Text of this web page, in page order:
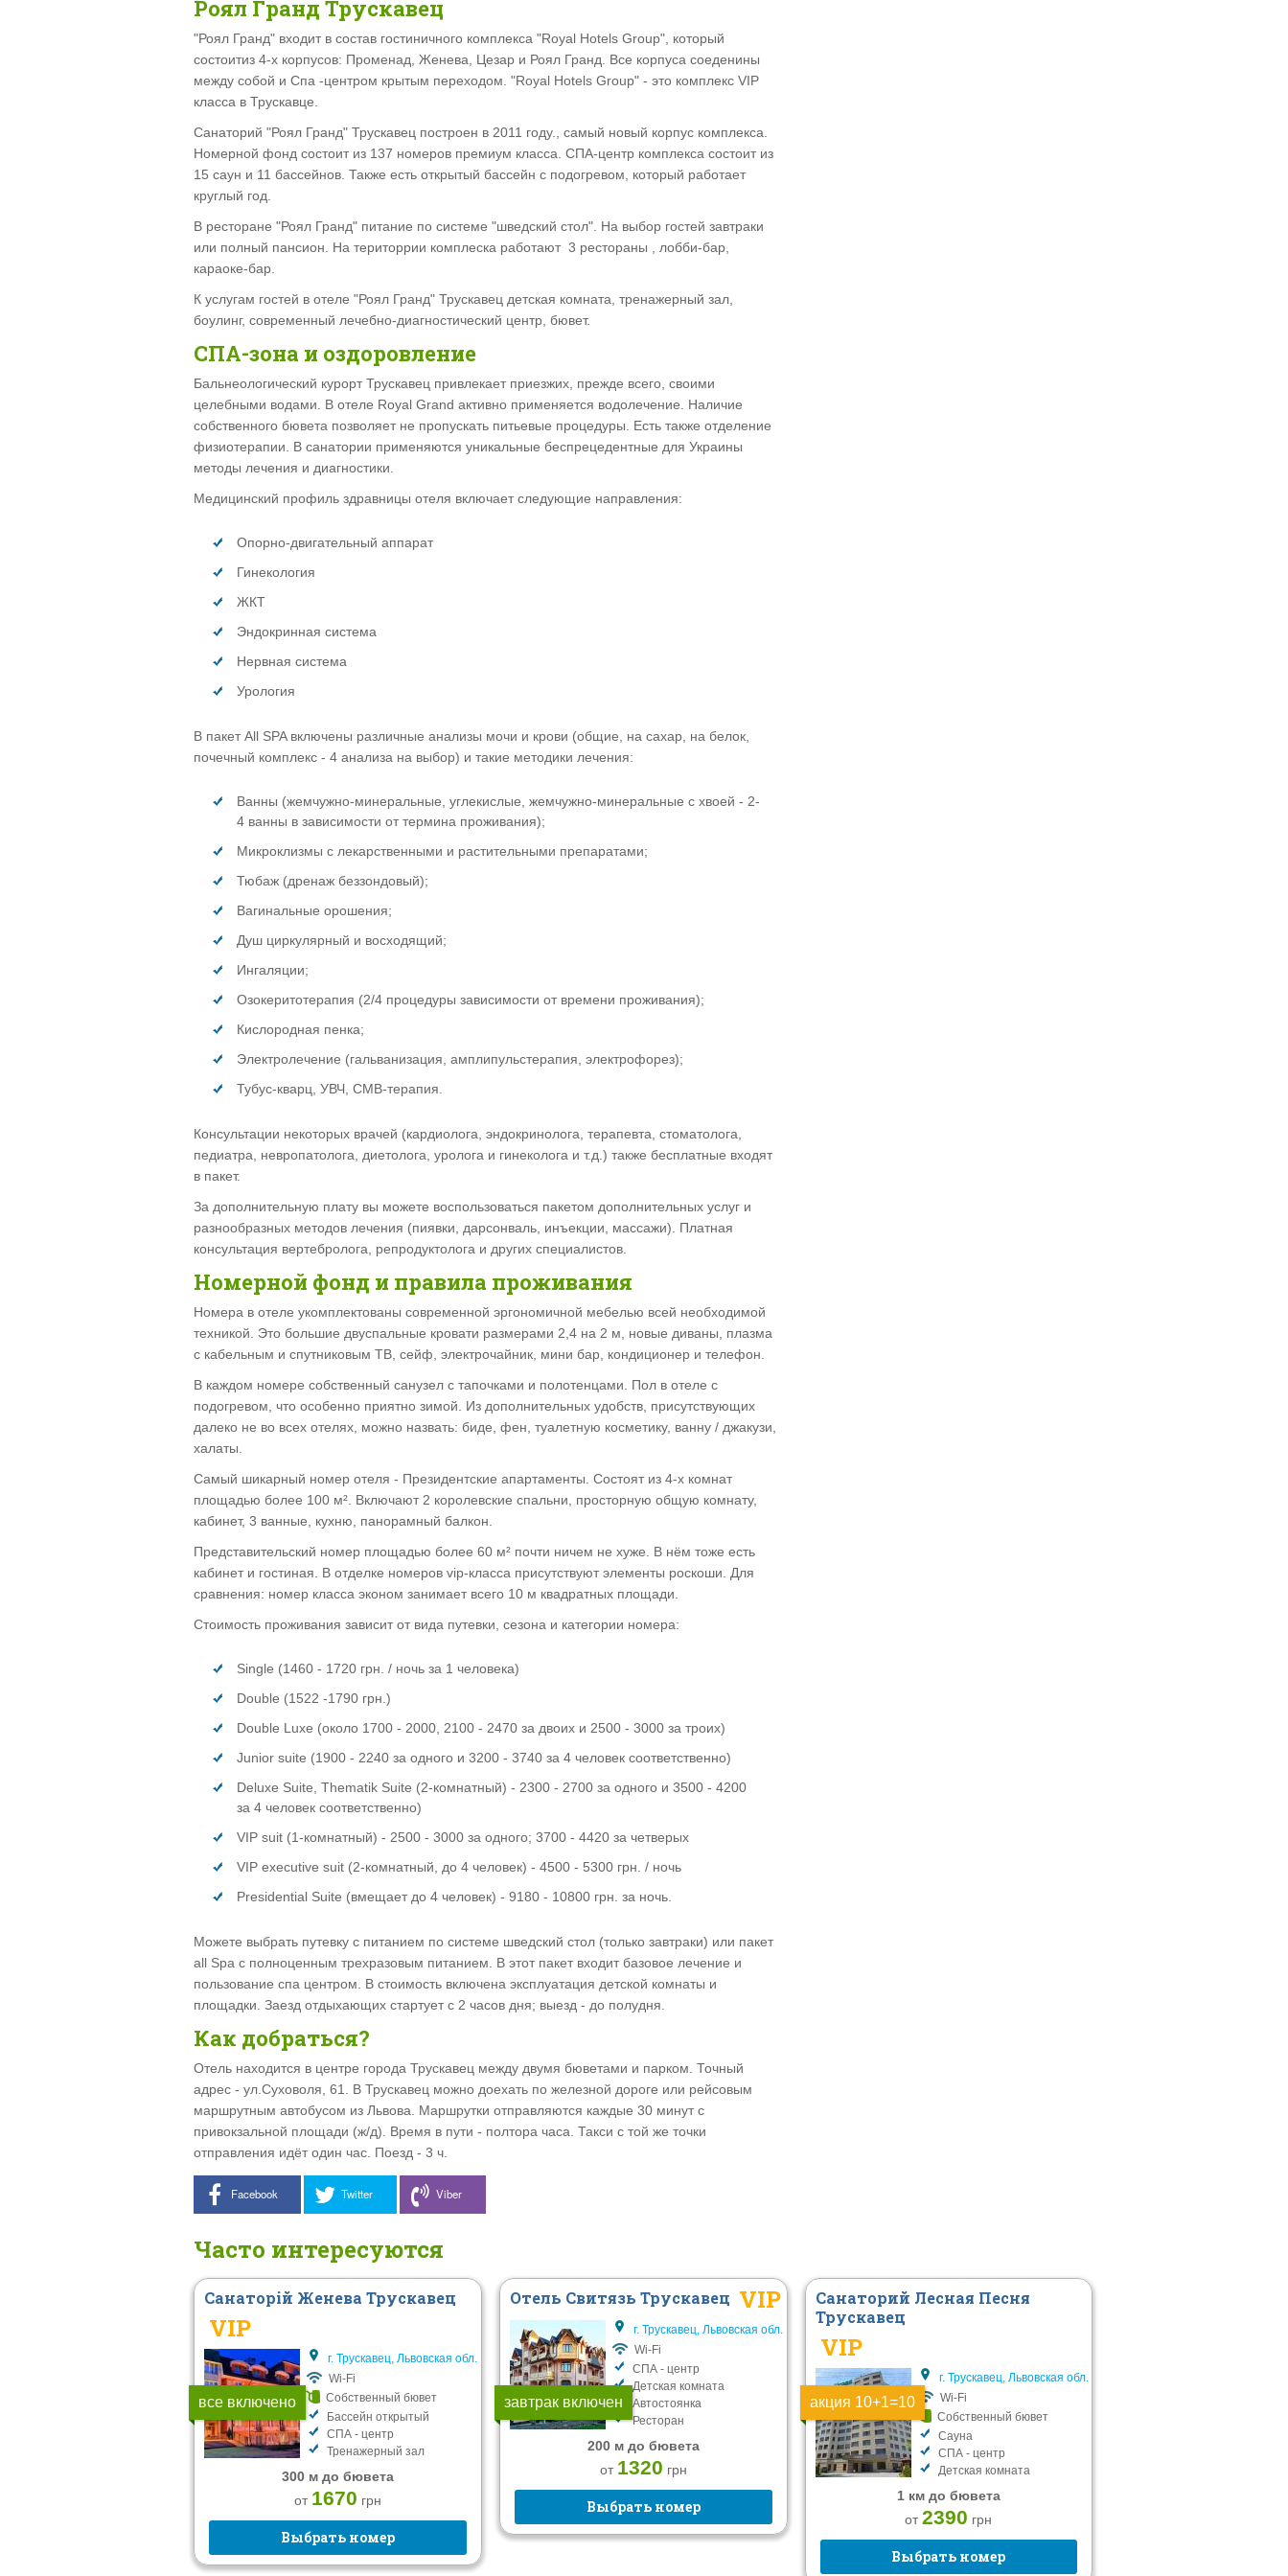
Роял Гранд Трускавец
"Роял Гранд" входит в состав гостиничного комплекса "Royal Hotels Group", который
состоитиз 4-х корпусов: Променад, Женева, Цезар и Роял Гранд. Все корпуса соеденины
между собой и Спа -центром крытым переходом. "Royal Hotels Group" - это комплекс VIP
класса в Трускавце.
Санаторий "Роял Гранд" Трускавец построен в 2011 году., самый новый корпус комплекса.
Номерной фонд состоит из 137 номеров премиум класса. СПА-центр комплекса состоит из
15 саун и 11 бассейнов. Также есть открытый бассейн с подогревом, который работает
круглый год.
В ресторане "Роял Гранд" питание по системе "шведский стол". На выбор гостей завтраки
или полный пансион. На територрии комплеска работают 3 рестораны , лобби-бар,
караоке-бар.
К услугам гостей в отеле "Роял Гранд" Трускавец детская комната, тренажерный зал,
боулинг, современный лечебно-диагностический центр, бювет.
СПА-зона и оздоровление
Бальнеологический курорт Трускавец привлекает приезжих, прежде всего, своими
целебными водами. В отеле Royal Grand активно применяется водолечение. Наличие
собственного бювета позволяет не пропускать питьевые процедуры. Есть также отделение
физиотерапии. В санатории применяются уникальные беспрецедентные для Украины
методы лечения и диагностики.
Медицинский профиль здравницы отеля включает следующие направления:
Опорно-двигательный аппарат
Гинекология
ЖКТ
Эндокринная система
Нервная система
Урология
В пакет All SPA включены различные анализы мочи и крови (общие, на сахар, на белок,
почечный комплекс - 4 анализа на выбор) и такие методики лечения:
Ванны (жемчужно-минеральные, углекислые, жемчужно-минеральные с хвоей - 2-
4 ванны в зависимости от термина проживания);
Микроклизмы с лекарственными и растительными препаратами;
Тюбаж (дренаж беззондовый);
Вагинальные орошения;
Душ циркулярный и восходящий;
Ингаляции;
Озокеритотерапия (2/4 процедуры зависимости от времени проживания);
Кислородная пенка;
Электролечение (гальванизация, амплипульстерапия, электрофорез);
Тубус-кварц, УВЧ, СМВ-терапия.
Консультации некоторых врачей (кардиолога, эндокринолога, терапевта, стоматолога,
педиатра, невропатолога, диетолога, уролога и гинеколога и т.д.) также бесплатные входят
в пакет.
За дополнительную плату вы можете воспользоваться пакетом дополнительных услуг и
разнообразных методов лечения (пиявки, дарсонваль, инъекции, массажи). Платная
консультация вертебролога, репродуктолога и других специалистов.
Номерной фонд и правила проживания
Номера в отеле укомплектованы современной эргономичной мебелью всей необходимой
техникой. Это большие двуспальные кровати размерами 2,4 на 2 м, новые диваны, плазма
с кабельным и спутниковым ТВ, сейф, электрочайник, мини бар, кондиционер и телефон.
В каждом номере собственный санузел с тапочками и полотенцами. Пол в отеле с
подогревом, что особенно приятно зимой. Из дополнительных удобств, присутствующих
далеко не во всех отелях, можно назвать: биде, фен, туалетную косметику, ванну / джакузи,
халаты.
Самый шикарный номер отеля - Президентские апартаменты. Состоят из 4-х комнат
площадью более 100 м². Включают 2 королевские спальни, просторную общую комнату,
кабинет, 3 ванные, кухню, панорамный балкон.
Представительский номер площадью более 60 м² почти ничем не хуже. В нём тоже есть
кабинет и гостиная. В отделке номеров vip-класса присутствуют элементы роскоши. Для
сравнения: номер класса эконом занимает всего 10 м квадратных площади.
Стоимость проживания зависит от вида путевки, сезона и категории номера:
Single (1460 - 1720 грн. / ночь за 1 человека)
Double (1522 -1790 грн.)
Double Luxe (около 1700 - 2000, 2100 - 2470 за двоих и 2500 - 3000 за троих)
Junior suite (1900 - 2240 за одного и 3200 - 3740 за 4 человек соответственно)
Deluxe Suite, Thematik Suite (2-комнатный) - 2300 - 2700 за одного и 3500 - 4200
за 4 человек соответственно)
VIP suit (1-комнатный) - 2500 - 3000 за одного; 3700 - 4420 за четверых
VIP executive suit (2-комнатный, до 4 человек) - 4500 - 5300 грн. / ночь
Presidential Suite (вмещает до 4 человек) - 9180 - 10800 грн. за ночь.
Можете выбрать путевку с питанием по системе шведский стол (только завтраки) или пакет
all Spa с полноценным трехразовым питанием. В этот пакет входит базовое лечение и
пользование спа центром. В стоимость включена эксплуатация детской комнаты и
площадки. Заезд отдыхающих стартует с 2 часов дня; выезд - до полудня.
Как добраться?
Отель находится в центре города Трускавец между двумя бюветами и парком. Точный
адрес - ул.Суховоля, 61. В Трускавец можно доехать по железной дороге или рейсовым
маршрутным автобусом из Львова. Маршрутки отправляются каждые 30 минут с
привокзальной площади (ж/д). Время в пути - полтора часа. Такси с той же точки
отправления идёт один час. Поезд - 3 ч.
Facebook Twitter Viber
Часто интересуются
все включено
Санаторій Женева Трускавец
VIP
г. Трускавец, Львовская обл.
Wi-Fi
Собственный бювет
Бассейн открытый
СПА - центр
Тренажерный зал
300 м до бювета
от 1670 грн
Выбрать номер
завтрак включен
Отель Свитязь Трускавец VIP
г. Трускавец, Львовская обл.
Wi-Fi
СПА - центр
Детская комната
Автостоянка
Ресторан
200 м до бювета
от 1320 грн
Выбрать номер
акция 10+1=10
Санаторий Лесная Песня
Трускавец
VIP
г. Трускавец, Львовская обл.
Wi-Fi
Собственный бювет
Сауна
СПА - центр
Детская комната
1 км до бювета
от2390 грн
Выбрать номер